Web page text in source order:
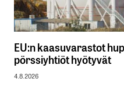
EU:n kaasuvarastot
pörssiyhtiöt hyötyvät
4.8.2026